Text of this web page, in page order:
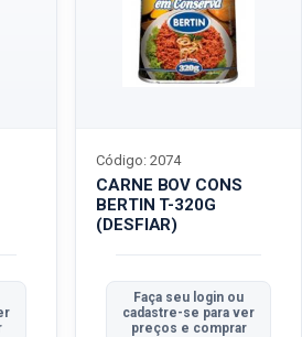
CARNE BOV CONS
BERTIN T-320G
(DESFIAR)
Código: 2074
Faça seu login ou
cadastre-se para ver
preços e comprar